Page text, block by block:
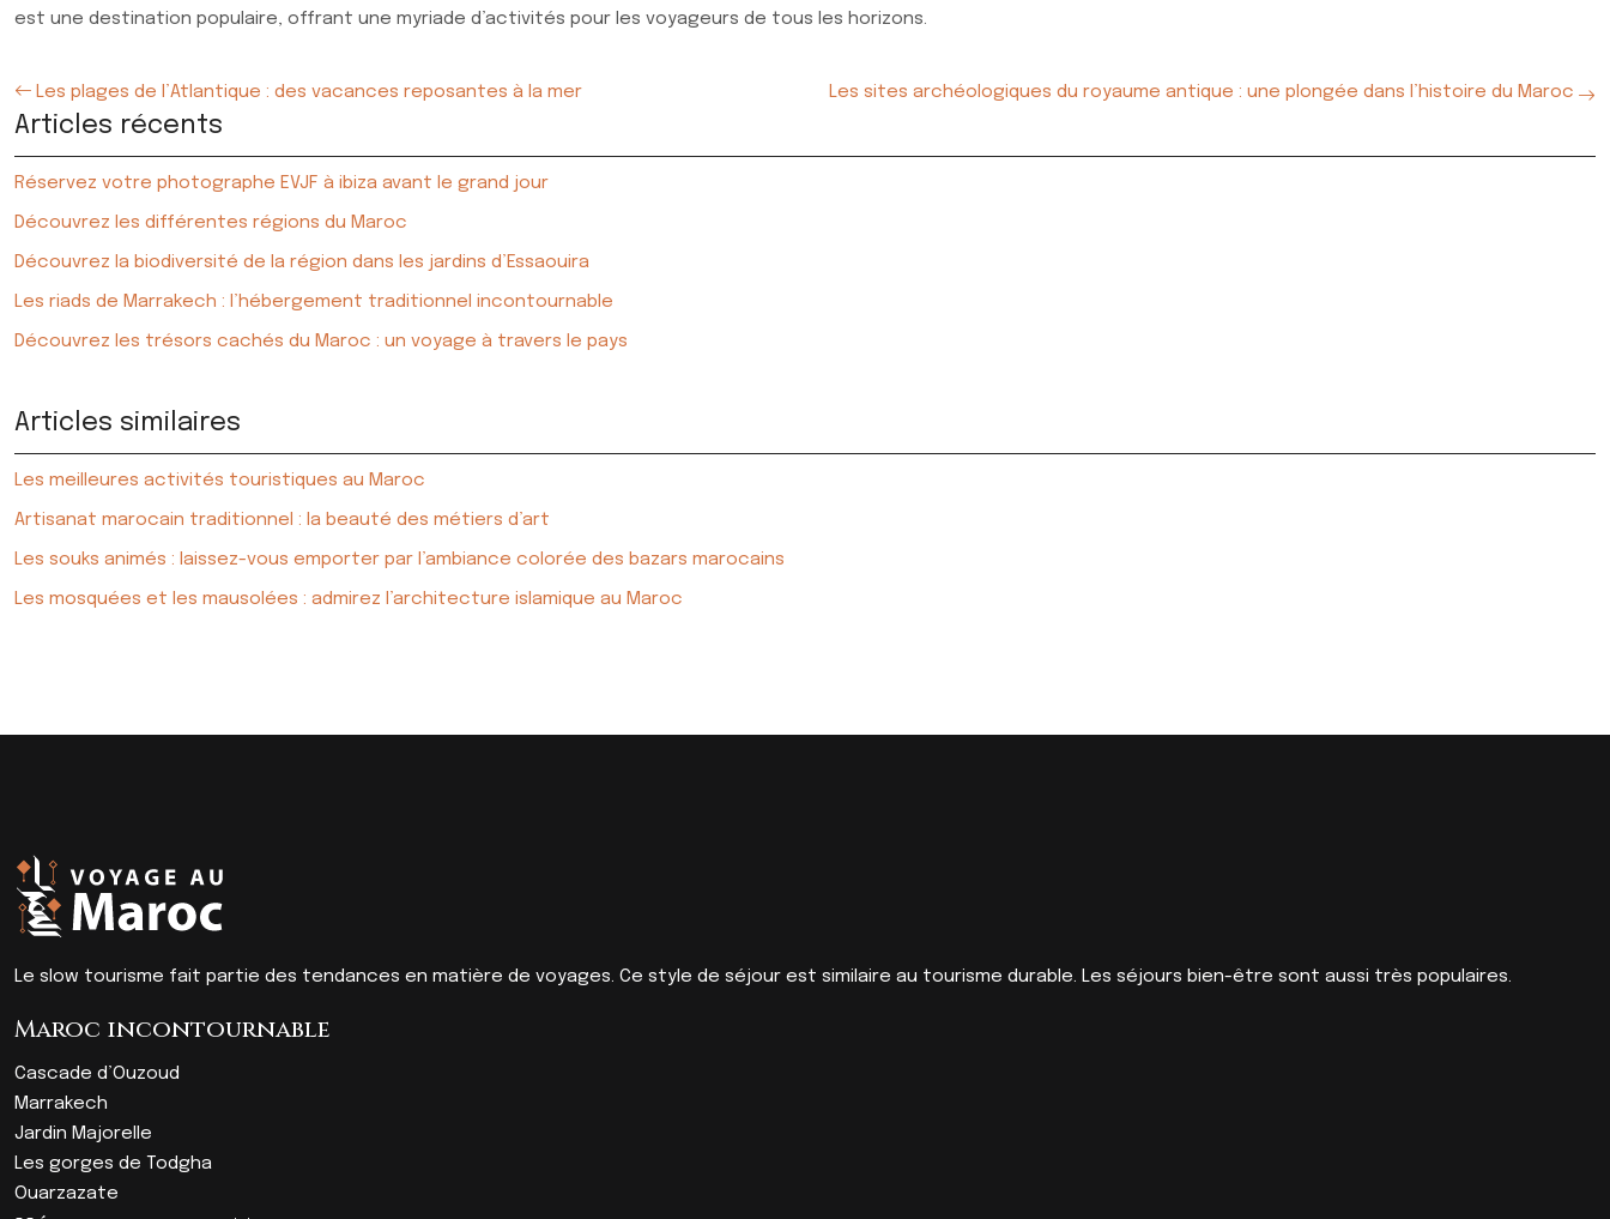
est une destination populaire, offrant une myriade d’activités pour les voyageurs de tous les horizons.
Les plages de l’Atlantique : des vacances reposantes à la mer Les sites archéologiques du royaume antique : une plongée dans l’histoire du Maroc
Articles récents
Réservez votre photographe EVJF à ibiza avant le grand jour
Découvrez les différentes régions du Maroc
Découvrez la biodiversité de la région dans les jardins d’Essaouira
Les riads de Marrakech : l’hébergement traditionnel incontournable
Découvrez les trésors cachés du Maroc : un voyage à travers le pays
Articles similaires
Les meilleures activités touristiques au Maroc
Artisanat marocain traditionnel : la beauté des métiers d’art
Les souks animés : laissez-vous emporter par l’ambiance colorée des bazars marocains
Les mosquées et les mausolées : admirez l’architecture islamique au Maroc
Le slow tourisme fait partie des tendances en matière de voyages. Ce style de séjour est similaire au tourisme durable. Les séjours bien-être sont aussi très populaires.
Maroc incontournable
Cascade d’Ouzoud
Marrakech
Jardin Majorelle
Les gorges de Todgha
Ouarzazate